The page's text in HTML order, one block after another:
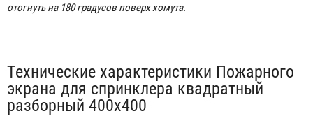
отогнуть на 180 градусов поверх хомута.
Табы
Технические характеристики Пожарного
экрана для спринклера квадратный
разборный 400х400